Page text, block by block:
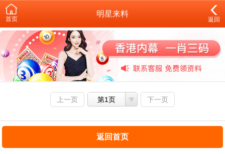
首页
明星来料
返回
上一页 第1页 下一页
返回首页